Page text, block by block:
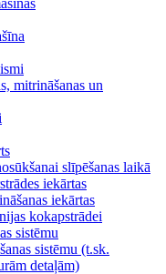
mitrināšanas un
slīpēšanas laikā
iekārtas
iekārtas
kokapstrādei
sistēmu
sistēmu (t.sk.
detaļām)